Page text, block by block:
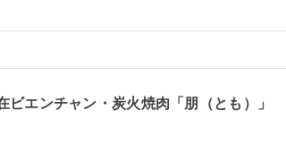
エンチャン・炭火焼肉「朋（とも）」